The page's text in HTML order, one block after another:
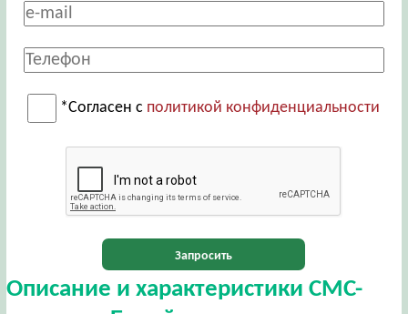
*Согласен с политикой конфиденциальности
Запросить
Описание и характеристики СМС-